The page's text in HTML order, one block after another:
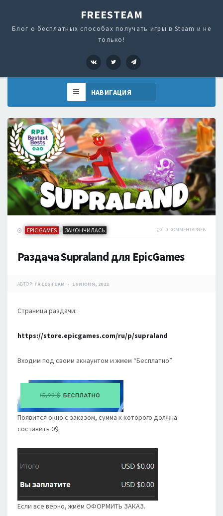
FREESTEAM
Блог о бесплатных способах получать игры в Steam и не
только!
VK Twitter
EPIC GAMES / ЗАКОНЧИЛАСЬ 0 КОММЕНТАРИЕВ
Раздача Supraland для EpicGames
АВТОР: FREESTEAM 16 ИЮНЯ, 2022
Страница раздачи:
https://store.epicgames.com/ru/p/supraland
Входим под своим аккаунтом и жмем “Бесплатно”.
Появится окно с заказом, сумма к которого должна
составить 0$.
Если все верно, жмём ОФОРМИТЬ ЗАКАЗ.